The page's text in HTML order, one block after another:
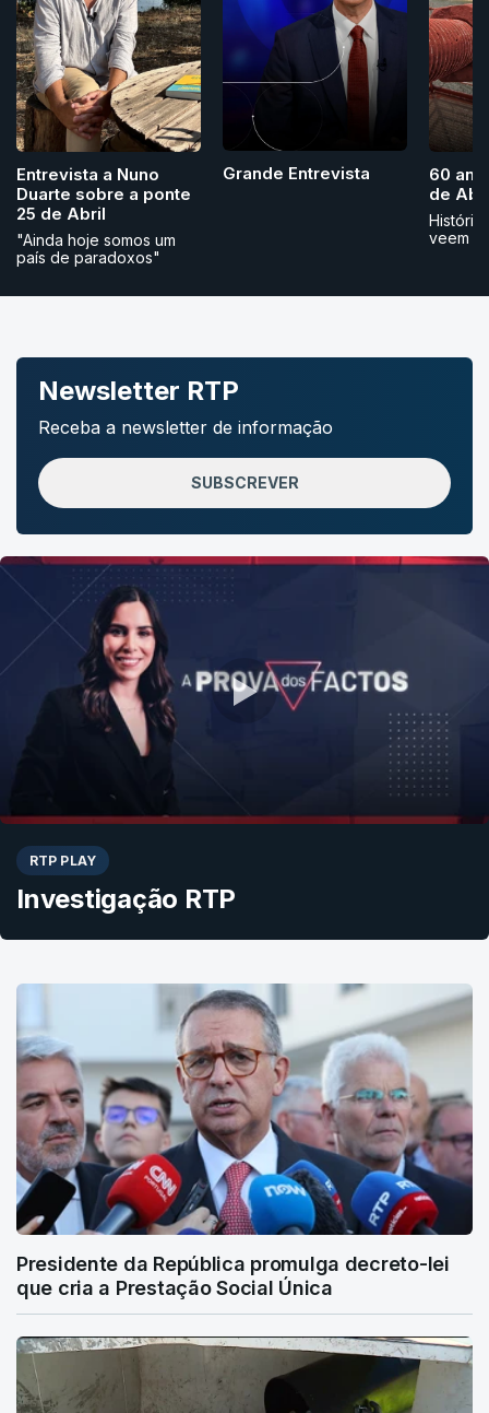
Entrevista a Nuno
Duarte sobre a ponte
25 de Abril
"Ainda hoje somos um
país de paradoxos"
Grande Entrevista
60
de
veem
Newsletter RTP
Receba a newsletter de informação
SUBSCREVER
RTP PLAY
Investigação RTP
Presidente da República promulga decreto-lei
que cria a Prestação Social Única